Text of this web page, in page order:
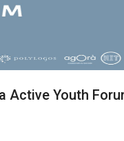
Active Youth